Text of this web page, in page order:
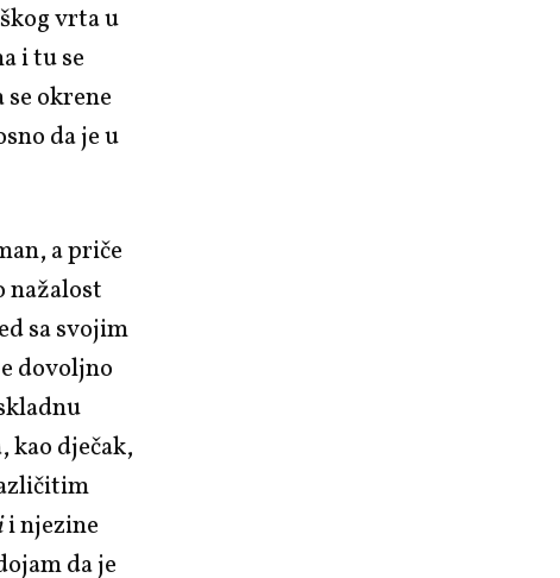
vrta u
i tu se
okrene
da je u
a priče
nažalost
sa svojim
dovoljno
kao dječak,
i njezine
da je